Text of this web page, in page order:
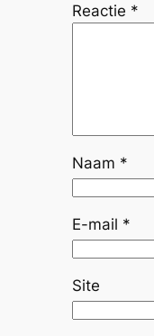
Reactie *
Naam *
E-mail *
Site